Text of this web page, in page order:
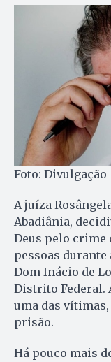
Foto: Divulgação
A juíza
Abadiânia,
Deus pelo crime
pessoas
Dom Inácio de
Distrito Federal.
uma das
prisão.
Há pouco mais